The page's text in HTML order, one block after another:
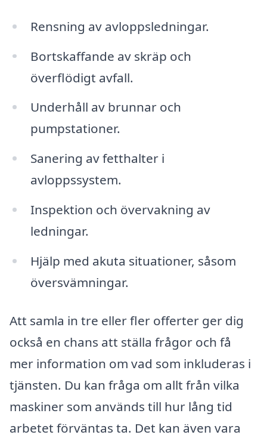
Rensning av avloppsledningar.
Bortskaffande av skräp och
överflödigt avfall.
Underhåll av brunnar och
pumpstationer.
Sanering av fetthalter i
avloppssystem.
Inspektion och övervakning av
ledningar.
Hjälp med akuta situationer, såsom
översvämningar.
Att samla in tre eller fler offerter ger dig
också en chans att ställa frågor och få
mer information om vad som inkluderas i
tjänsten. Du kan fråga om allt från vilka
maskiner som används till hur lång tid
arbetet förväntas ta. Det kan även vara